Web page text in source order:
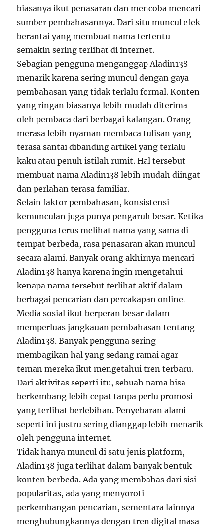
biasanya ikut penasaran dan mencoba mencari
sumber pembahasannya. Dari situ muncul efek
berantai yang membuat nama tertentu
semakin sering terlihat di internet.
Sebagian pengguna menganggap Aladin138
menarik karena sering muncul dengan gaya
pembahasan yang tidak terlalu formal. Konten
yang ringan biasanya lebih mudah diterima
oleh pembaca dari berbagai kalangan. Orang
merasa lebih nyaman membaca tulisan yang
terasa santai dibanding artikel yang terlalu
kaku atau penuh istilah rumit. Hal tersebut
membuat nama Aladin138 lebih mudah diingat
dan perlahan terasa familiar.
Selain faktor pembahasan, konsistensi
kemunculan juga punya pengaruh besar. Ketika
pengguna terus melihat nama yang sama di
tempat berbeda, rasa penasaran akan muncul
secara alami. Banyak orang akhirnya mencari
Aladin138 hanya karena ingin mengetahui
kenapa nama tersebut terlihat aktif dalam
berbagai pencarian dan percakapan online.
Media sosial ikut berperan besar dalam
memperluas jangkauan pembahasan tentang
Aladin138. Banyak pengguna sering
membagikan hal yang sedang ramai agar
teman mereka ikut mengetahui tren terbaru.
Dari aktivitas seperti itu, sebuah nama bisa
berkembang lebih cepat tanpa perlu promosi
yang terlihat berlebihan. Penyebaran alami
seperti ini justru sering dianggap lebih menarik
oleh pengguna internet.
Tidak hanya muncul di satu jenis platform,
Aladin138 juga terlihat dalam banyak bentuk
konten berbeda. Ada yang membahas dari sisi
popularitas, ada yang menyoroti
perkembangan pencarian, sementara lainnya
menghubungkannya dengan tren digital masa